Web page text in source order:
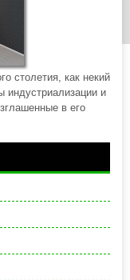
столетия, как некий
индустриализации и
в его